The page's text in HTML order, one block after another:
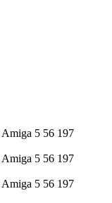
Amiga 5 56 197
Amiga 5 56 197
Amiga 5 56 197